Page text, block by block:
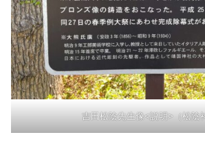
吉田松陰先生像<説明>（松陰